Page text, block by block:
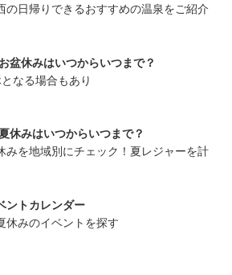
の日帰りできるおすすめの温泉をご紹介
盆休みはいつからいつまで？
なる場合もあり
休みはいつからいつまで？
みを地域別にチェック！夏レジャーを計
ントカレンダー
休みのイベントを探す